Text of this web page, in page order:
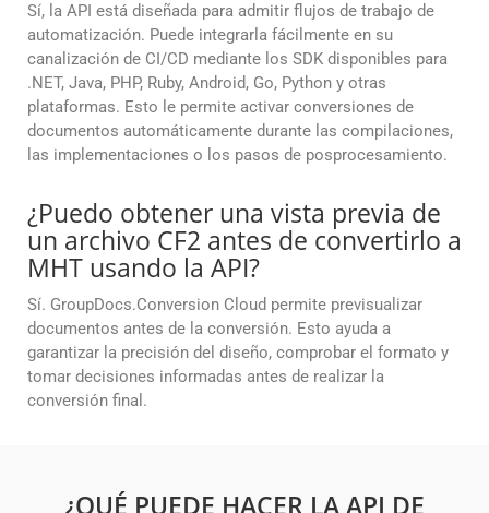
Sí, la API está diseñada para admitir flujos de trabajo de
automatización. Puede integrarla fácilmente en su
canalización de CI/CD mediante los SDK disponibles para
.NET, Java, PHP, Ruby, Android, Go, Python y otras
plataformas. Esto le permite activar conversiones de
documentos automáticamente durante las compilaciones,
las implementaciones o los pasos de posprocesamiento.
¿Puedo obtener una vista previa de
un archivo CF2 antes de convertirlo a
MHT usando la API?
Sí. GroupDocs.Conversion Cloud permite previsualizar
documentos antes de la conversión. Esto ayuda a
garantizar la precisión del diseño, comprobar el formato y
tomar decisiones informadas antes de realizar la
conversión final.
¿QUÉ PUEDE HACER LA API DE